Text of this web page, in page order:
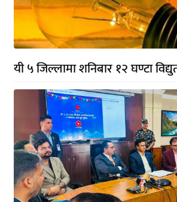
यी ५ जिल्लामा शनिबार १२ घण्टा